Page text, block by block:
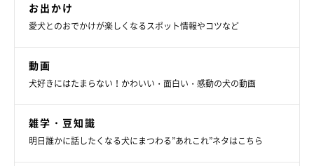
最後に、飼い主さんにとってぷぅすけくんはどのような存在か、
また、これからぷぅすけくんとどのように過ごしていきたいか、
くなく、セラピードッグとしてぷぅすけにはおうちに来てもらっ
お出かけ
愛犬とのおでかけが楽しくなるスポット情報やコツなど
動画
犬好きにはたまらない！かわいい・面白い・感動の犬の動画
雑学・豆知識
明日誰かに話したくなる犬にまつわる”あれこれ”ネタはこちら